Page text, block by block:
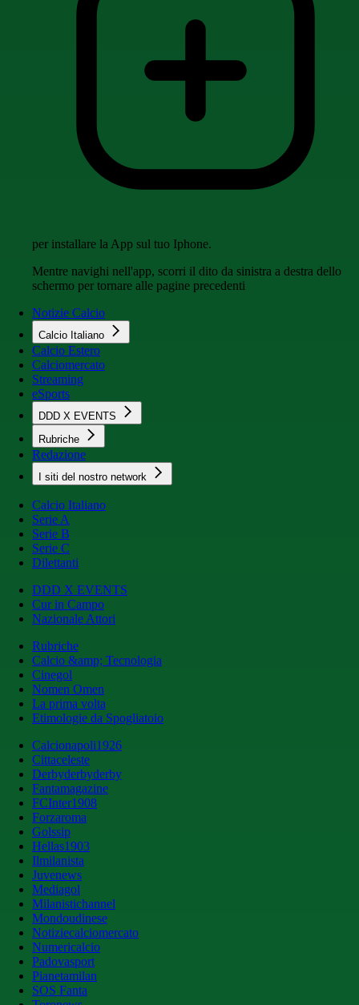
per installare la App sul tuo Iphone.
Mentre navighi nell'app, scorri il dito da sinistra a destra dello
schermo per tornare alle pagine precedenti
Notizie Calcio
Calcio Italiano
Calcio Estero
Calciomercato
Streaming
eSports
DDD X EVENTS
Rubriche
Redazione
I siti del nostro network
Calcio Italiano
Serie A
Serie B
Serie C
Dilettanti
DDD X EVENTS
Cur in Campo
Nazionale Attori
Rubriche
Calcio &amp; Tecnologia
Cinegol
Nomen Omen
La prima volta
Etimologie da Spogliatoio
Calcionapoli1926
Cittaceleste
Derbyderbyderby
Fantamagazine
FCInter1908
Forzaroma
Golssip
Hellas1903
Ilmilanista
Juvenews
Mediagol
Milanistichannel
Mondoudinese
Notiziecalciomercato
Numericalcio
Padovasport
Pianetamilan
SOS Fanta